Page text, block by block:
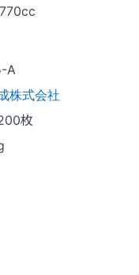
A
株式会社
枚